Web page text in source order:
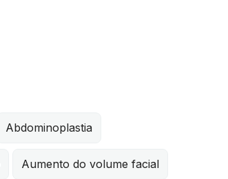
Abdominoplastia
Aumento do volume facial